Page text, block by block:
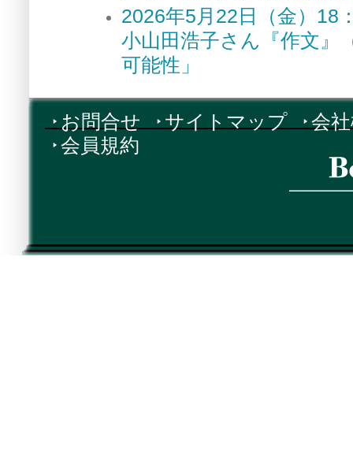
2026年5月22日（金）18
小山田浩子さん『作文』
可能性」
お問合せ サイトマップ
会
会員規約